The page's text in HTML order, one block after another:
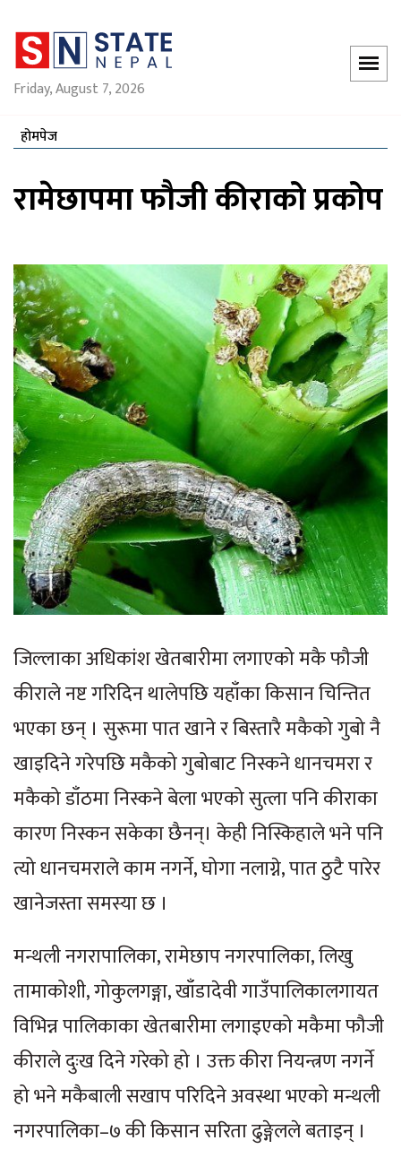
Friday, August 7, 2026
होमपेज
रामेछापमा फौजी कीराको प्रकोप
जिल्लाका अधिकांश खेतबारीमा लगाएको मकै फौजी
कीराले नष्ट गरिदिन थालेपछि यहाँका किसान चिन्तित
भएका छन् । सुरूमा पात खाने र बिस्तारै मकैको गुबो नै
खाइदिने गरेपछि मकैको गुबोबाट निस्कने धानचमरा र
मकैको डाँठमा निस्कने बेला भएको सुत्ला पनि कीराका
कारण निस्कन सकेका छैनन्। केही निस्किहाले भने पनि
त्यो धानचमराले काम नगर्ने, घोगा नलाग्ने, पात ठुटै पारेर
खानेजस्ता समस्या छ ।
मन्थली नगरापालिका, रामेछाप नगरपालिका, लिखु
तामाकोशी, गोकुलगङ्गा, खाँडादेवी गाउँपालिकालगायत
विभिन्न पालिकाका खेतबारीमा लगाइएको मकैमा फौजी
कीराले दुःख दिने गरेको हो । उक्त कीरा नियन्त्रण नगर्ने
हो भने मकैबाली सखाप परिदिने अवस्था भएको मन्थली
नगरपालिका–७ की किसान सरिता ढुङ्गेलले बताइन् ।